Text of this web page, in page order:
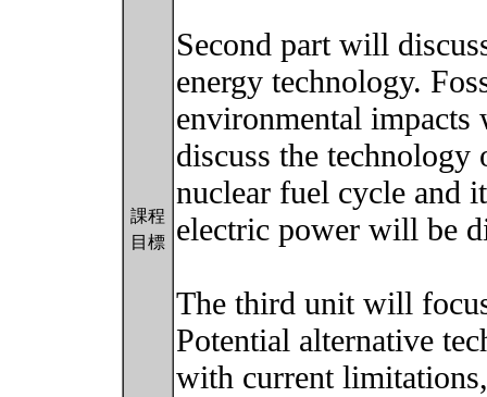
課程
目標
Second part will
energy technology.
environmental
discuss the
nuclear fuel cycle and
electric power will be
The third unit will
Potential alternative
with current